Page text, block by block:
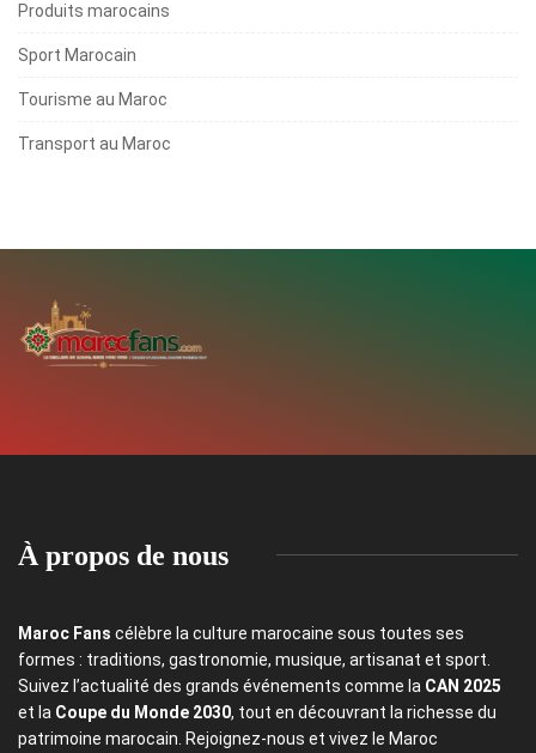
Produits marocains
Sport Marocain
Tourisme au Maroc
Transport au Maroc
À propos de nous
Maroc Fans célèbre la culture marocaine sous toutes ses
formes : traditions, gastronomie, musique, artisanat et sport.
Suivez l’actualité des grands événements comme la CAN 2025
et la Coupe du Monde 2030, tout en découvrant la richesse du
patrimoine marocain. Rejoignez-nous et vivez le Maroc